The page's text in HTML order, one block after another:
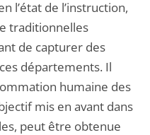
l’état de l’instruction,
traditionnelles
de capturer des
départements. Il
humaine des
mis en avant dans
peut être obtenue